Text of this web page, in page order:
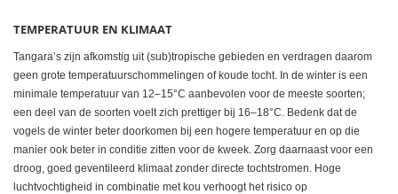
TEMPERATUUR EN KLIMAAT
Tangara’s zijn afkomstig uit (sub)tropische gebieden en verdragen daarom
geen grote temperatuurschommelingen of koude tocht. In de winter is een
minimale temperatuur van 12–15°C aanbevolen voor de meeste soorten;
een deel van de soorten voelt zich prettiger bij 16–18°C. Bedenk dat de
vogels de winter beter doorkomen bij een hogere temperatuur en op die
manier ook beter in conditie zitten voor de kweek. Zorg daarnaast voor een
droog, goed geventileerd klimaat zonder directe tochtstromen. Hoge
luchtvochtigheid in combinatie met kou verhoogt het risico op